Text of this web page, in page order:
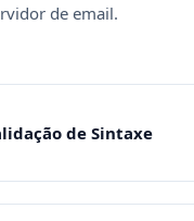
de email.
de Sintaxe